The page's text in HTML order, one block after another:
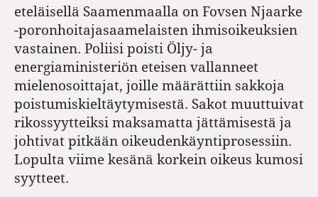
eteläisellä Saamenmaalla on Fovsen Njaarke
-poronhoitajasaamelaisten ihmisoikeuksien
vastainen. Poliisi poisti Öljy- ja
energiaministeriön eteisen vallanneet
mielenosoittajat, joille määrättiin sakkoja
poistumiskieltäytymisestä. Sakot muuttuivat
rikossyytteiksi maksamatta jättämisestä ja
johtivat pitkään oikeudenkäyntiprosessiin.
Lopulta viime kesänä korkein oikeus kumosi
syytteet.